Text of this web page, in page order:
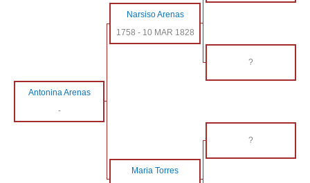
Narsiso Arenas
1758 - 10 MAR 1828
?
Antonina Arenas
-
?
Maria Torres